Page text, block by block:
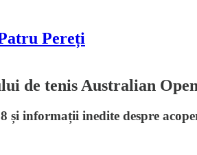
Pereți
de tenis Australian Open
informații inedite despre